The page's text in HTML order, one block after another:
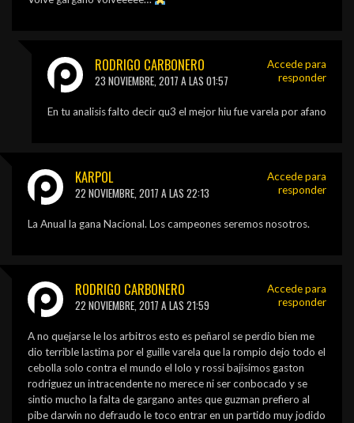
RODRIGO CARBONERO
23 NOVIEMBRE, 2017 A LAS 01:57
En tu analisis falto decir qu3 el mejor hiu fue varela por afano
Accede para
responder
KARPOL
22 NOVIEMBRE, 2017 A LAS 22:13
La Anual la gana Nacional. Los campeones seremos nosotros.
Accede para
responder
RODRIGO CARBONERO
22 NOVIEMBRE, 2017 A LAS 21:59
A no quejarse le los arbitros esto es peñarol se perdio bien me
dio terrible lastima por el guille varela que la rompio dejo todo el
cebolla solo contra el mundo el lolo y rossi bajisimos gaston
rodriguez un intracendente no merece ni ser conbocado y se
sintio mucho la falta de gargano antes que guzman prefiero al
pibe darwin no defraudo le toco entrar en un partido muy jodido
Accede para
responder